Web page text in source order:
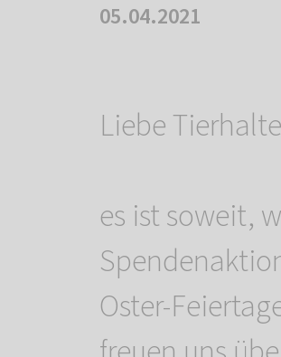
05.04.2021
Liebe
es ist soweit,
Oster-